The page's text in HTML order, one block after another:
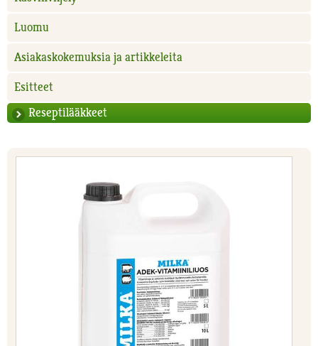
Luomu
Asiakaskokemuksia ja artikkeleita
Esitteet
Reseptilääkkeet